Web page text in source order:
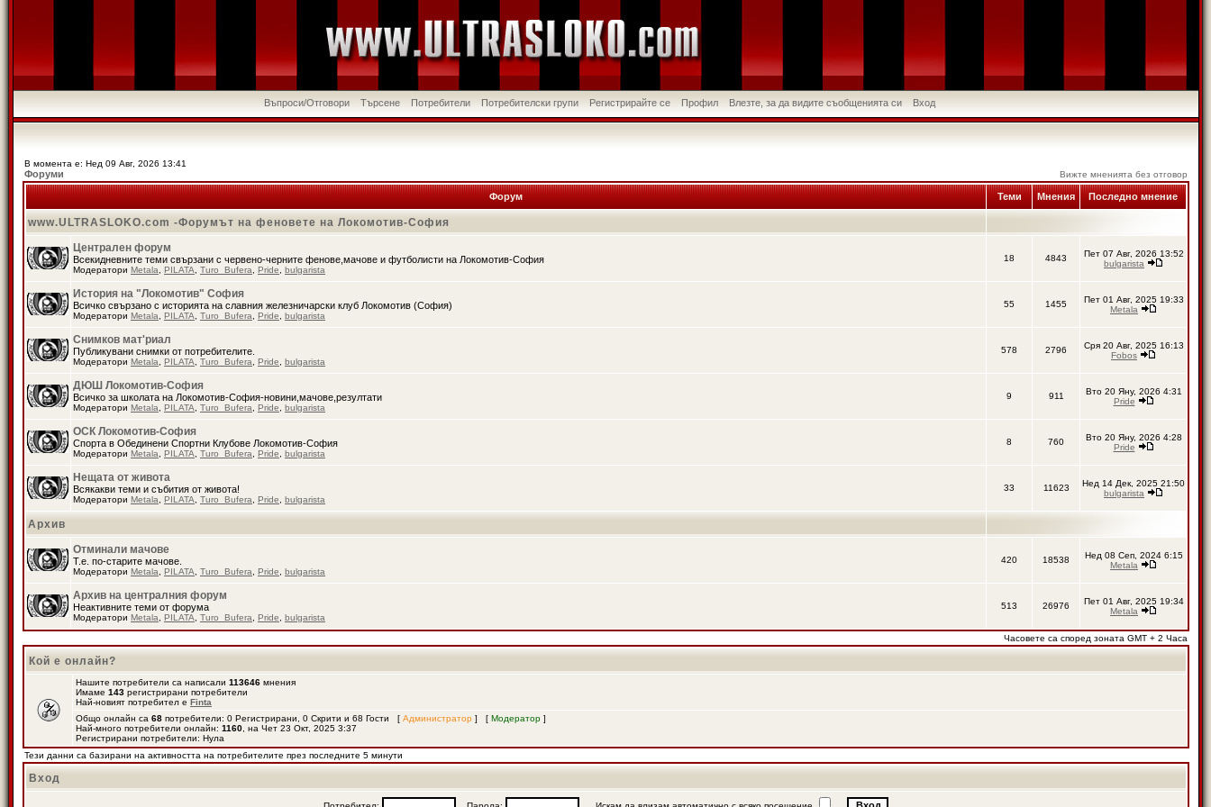
Въпроси/Отговори Търсене Потребители Потребителски групи Регистрирайте се Профил Влезте, за да видите съобщенията си Вход
В момента е: Нед 09 Авг, 2026 13:41
Форуми Вижте мненията без отговор
Форум Теми Мнения Последно мнение
www.ULTRASLOKO.com -Форумът на феновете на Локомотив-София
Централен форум
Всекидневните теми свързани с червено-черните фенове,мачове и футболисти на Локомотив-София
Модератори Metala PILATA Turo_Bufera Pride bulgarista
18 4843
Пет 07 Авг, 2026 13:52
bulgarista
История на "Локомотив" София
Всичко свързано с историята на славния железничарски клуб Локомотив (София)
Модератори Metala PILATA Turo_Bufera Pride bulgarista
55 1455
Пет 01 Авг, 2025 19:33
Metala
Снимков мат'риал
Публикувани снимки от потребителите.
Модератори Metala PILATA Turo_Bufera Pride bulgarista
578 2796
Сря 20 Авг, 2025 16:13
Fobos
ДЮШ Локомотив-София
Всичко за школата на Локомотив-София-новини,мачове,резултати
Модератори Metala PILATA Turo_Bufera Pride bulgarista
9 911
Вто 20 Яну, 2026 4:31
Pride
ОСК Локомотив-София
Спорта в Обединени Спортни Клубове Локомотив-София
Модератори Metala PILATA Turo_Bufera Pride bulgarista
8 760
Вто 20 Яну, 2026 4:28
Pride
Нещата от живота
Всякакви теми и събития от живота!
Модератори Metala PILATA Turo_Bufera Pride bulgarista
33 11623
Нед 14 Дек, 2025 21:50
bulgarista
Архив
Отминали мачове
Т.е. по-старите мачове.
Модератори Metala PILATA Turo_Bufera Pride bulgarista
420 18538
Нед 08 Сеп, 2024 6:15
Metala
Архив на централния форум
Неактивните теми от форума
Модератори Metala PILATA Turo_Bufera Pride bulgarista
513 26976
Пет 01 Авг, 2025 19:34
Metala
Часовете са според зоната GMT + 2 Часа
Кой е онлайн?
Нашите потребители са написали 113646 мнения
Имаме 143 регистрирани потребители
Най-новият потребител е Finta
Общо онлайн са 68 потребители: 0 Регистрирани, 0 Скрити и 68 Гости [ Администратор ] [ Модератор ]
Най-много потребители онлайн: 1160 , на Чет 23 Окт, 2025 3:37
Регистрирани потребители: Нула
Тези данни са базирани на активността на потребителите през последните 5 минути
Вход